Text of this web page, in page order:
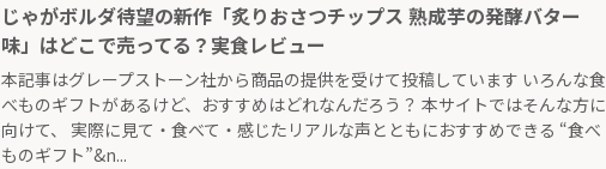
じゃがボルダ待望の新作「炙りおさつチップス 熟成芋の発酵バター
味」はどこで売ってる？実食レビュー
本記事はグレープストーン社から商品の提供を受けて投稿しています いろんな食
べものギフトがあるけど、おすすめはどれなんだろう？ 本サイトではそんな方に
向けて、 実際に見て・食べて・感じたリアルな声とともにおすすめできる “食べ
ものギフト”&n...